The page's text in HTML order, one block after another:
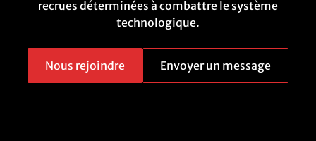
recrues déterminées à combattre le système
technologique.
Nous rejoindre Envoyer un message